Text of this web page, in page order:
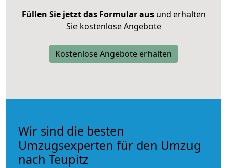
Füllen Sie jetzt das Formular ausund erhalten
Sie kostenlose Angebote
Kostenlose Angebote erhalten
Wir sind die besten
Umzugsexperten für den Umzug
nach Teupitz